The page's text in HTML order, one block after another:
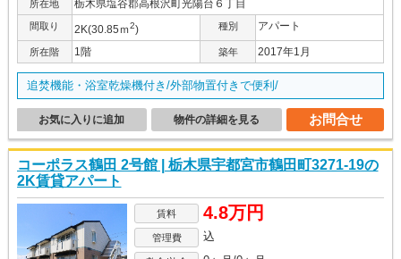
所在地 栃木県塩谷郡高根沢町光陽台６丁目
間取り 2K(30.85ｍ2) 種別 アパート
所在階 1階 築年 2017年1月
追焚機能・浴室乾燥機付き/外部物置付きで便利/
お問合せ
物件の詳細を見る
お気に入りに追加
コーポラス鶴田 2号館 | 栃木県宇都宮市鶴田町3271-19の
2K賃貸アパート
賃料 4.8万円
管理費 込